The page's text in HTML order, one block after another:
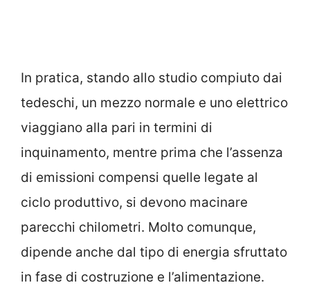
In pratica, stando allo studio compiuto dai
tedeschi, un mezzo normale e uno elettrico
viaggiano alla pari in termini di
inquinamento, mentre prima che l’assenza
di emissioni compensi quelle legate al
ciclo produttivo, si devono macinare
parecchi chilometri. Molto comunque,
dipende anche dal tipo di energia sfruttato
in fase di costruzione e l’alimentazione.